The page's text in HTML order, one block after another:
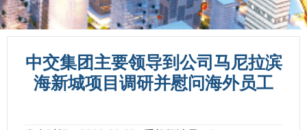
中交集团主要领导到公司马尼拉滨
海新城项目调研并慰问海外员工